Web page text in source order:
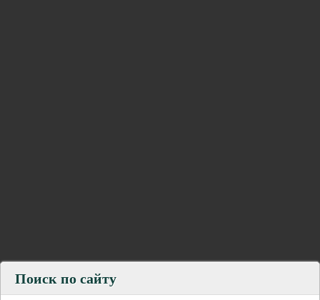
Поиск по сайту